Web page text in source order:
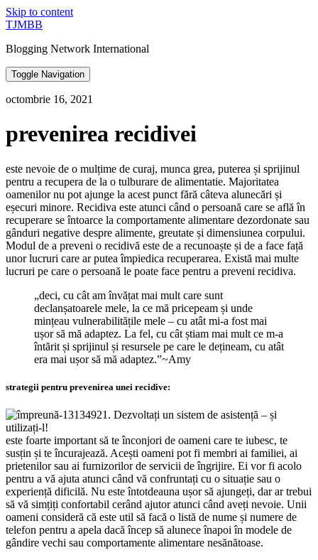
Skip to content
TJMBB
Blogging Network International
Toggle Navigation
octombrie 16, 2021
prevenirea recidivei
este nevoie de o mulțime de curaj, munca grea, puterea și sprijinul
pentru a recupera de la o tulburare de alimentatie. Majoritatea
oamenilor nu pot ajunge la acest punct fără câteva alunecări și
eșecuri minore. Recidiva este atunci când o persoană care se află în
recuperare se întoarce la comportamente alimentare dezordonate sau
gânduri negative despre alimente, greutate și dimensiunea corpului.
Modul de a preveni o recidivă este de a recunoaște și de a face față
unor lucruri care ar putea împiedica recuperarea. Există mai multe
lucruri pe care o persoană le poate face pentru a preveni recidiva.
„deci, cu cât am învățat mai mult care sunt
declanșatoarele mele, la ce mă pricepeam și unde
mințeau vulnerabilitățile mele – cu atât mi-a fost mai
ușor să mă adaptez. La fel, cu cât știam mai mult ce m-a
întărit și sprijinul și resursele pe care le dețineam, cu atât
era mai ușor să mă adaptez.”~Amy
strategii pentru prevenirea unei recidive:
1. Dezvoltați un sistem de asistență – și
utilizați-l!
este foarte important să te înconjori de oameni care te iubesc, te
susțin și te încurajează. Acești oameni pot fi membri ai familiei, ai
prietenilor sau ai furnizorilor de servicii de îngrijire. Ei vor fi acolo
pentru a vă ajuta atunci când vă confruntați cu o situație sau o
experiență dificilă. Nu este întotdeauna ușor să ajungeți, dar ar trebui
să vă simțiți confortabil cerând ajutor atunci când aveți nevoie. Unii
oameni consideră că este util să facă o listă de nume și numere de
telefon pentru a apela dacă încep să alunece înapoi în modele de
gândire vechi sau comportamente alimentare nesănătoase.